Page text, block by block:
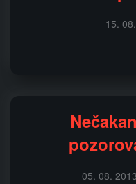
15.
05. 08.